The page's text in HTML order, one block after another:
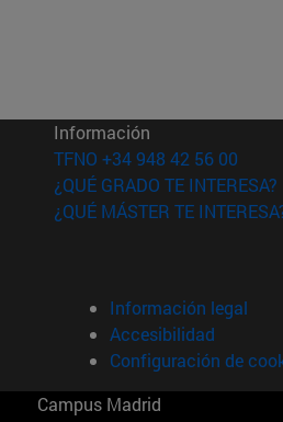
ventana)
nueva ventana)
nueva ventana)
Información
TFNO +34 948 42 56 00
¿QUÉ GRADO TE INTERESA?
¿QUÉ MÁSTER TE
Información legal
Accesibilidad
Configuración de
Campus Madrid